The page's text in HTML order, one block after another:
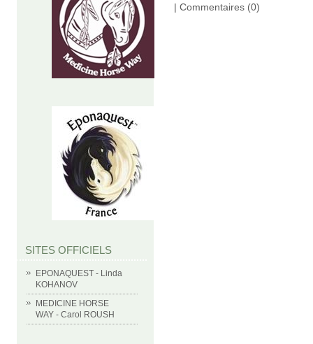
SITES OFFICIELS
EPONAQUEST - Linda
KOHANOV
MEDICINE HORSE
WAY - Carol ROUSH
| Commentaires (0)